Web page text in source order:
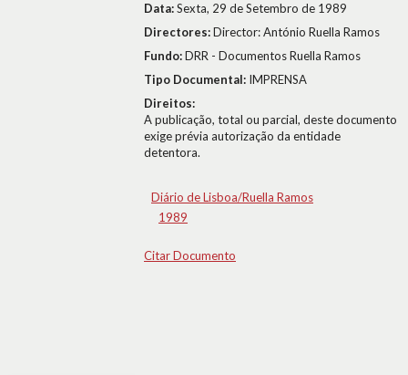
Data:Sexta, 29 de Setembro de 1989
Directores:Director: António Ruella Ramos
Fundo:DRR - Documentos Ruella Ramos
Tipo Documental: IMPRENSA
Direitos:
A publicação, total ou parcial, deste documento
exige prévia autorização da entidade
detentora.
Diário de Lisboa/Ruella Ramos
1989
Citar Documento